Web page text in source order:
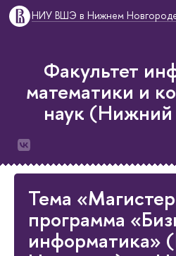
НИУ ВШЭ в Нижнем
Факультет
математики и
наук
Тема
программа
информатика»